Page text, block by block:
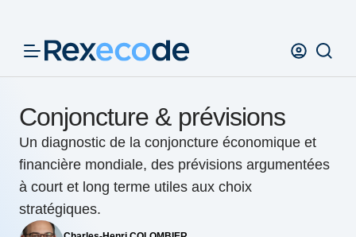
Conjoncture & prévisions
Un diagnostic de la conjoncture économique et
financière mondiale, des prévisions argumentées
à court et long terme utiles aux choix
stratégiques.